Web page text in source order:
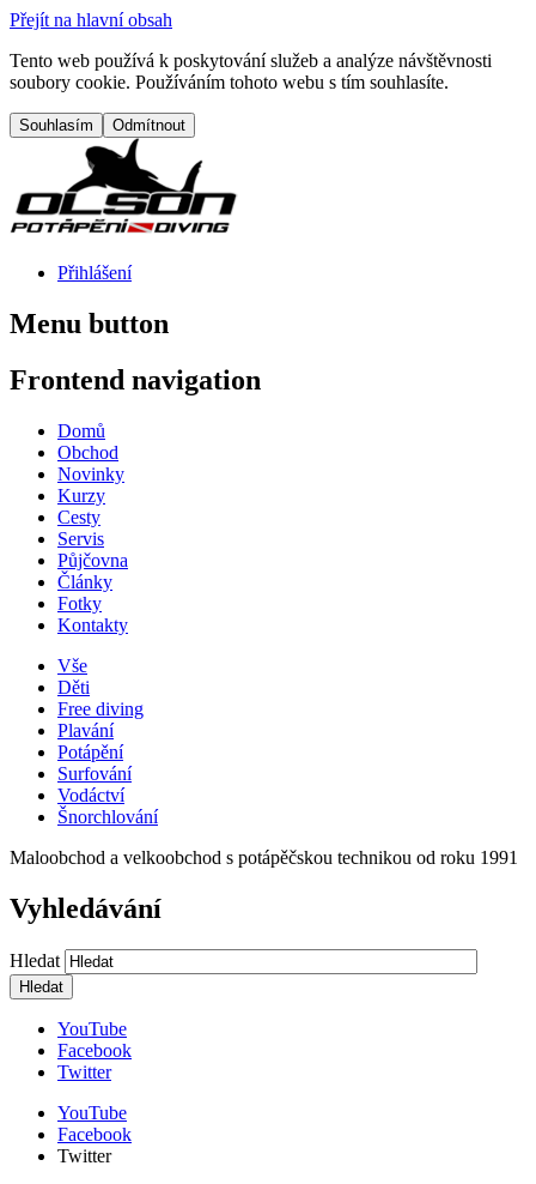
Přejít na hlavní obsah
Tento web používá k poskytování služeb a analýze návštěvnosti
soubory cookie. Používáním tohoto webu s tím souhlasíte.
Přihlášení
Menu button
Frontend navigation
Domů
Obchod
Novinky
Kurzy
Cesty
Servis
Půjčovna
Články
Fotky
Kontakty
Vše
Děti
Free diving
Plavání
Potápění
Surfování
Vodáctví
Šnorchlování
Maloobchod a velkoobchod s potápěčskou technikou od roku 1991
Vyhledávání
Hledat
YouTube
Facebook
Twitter
YouTube
Facebook
Twitter